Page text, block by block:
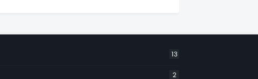
13
2